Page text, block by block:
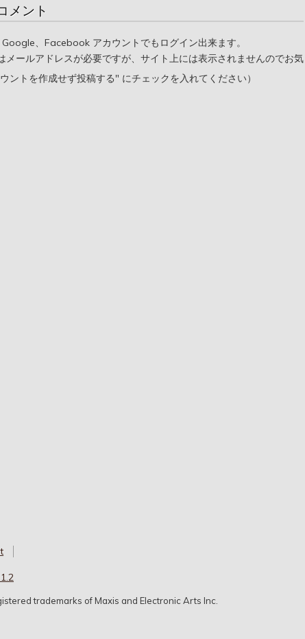
メント
、Facebook アカウントでもログイン出来ます。
メールアドレスが必要ですが、サイト上には表示されませんのでお気
ウントを作成せず投稿する" にチェックを入れてください）
trademarks of Maxis and Electronic Arts Inc.